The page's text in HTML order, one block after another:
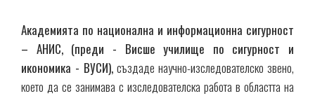
Академията по национална и информационна сигурност
– АНИС, (преди - Висше училище по сигурност и
икономика - ВУСИ), създаде научно-изследователско звено,
което да се занимава с изследователска работа в областта на